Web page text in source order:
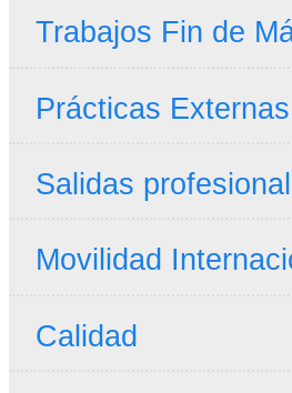
Trabajos Fin de
Prácticas Externas
Salidas
Movilidad
Calidad